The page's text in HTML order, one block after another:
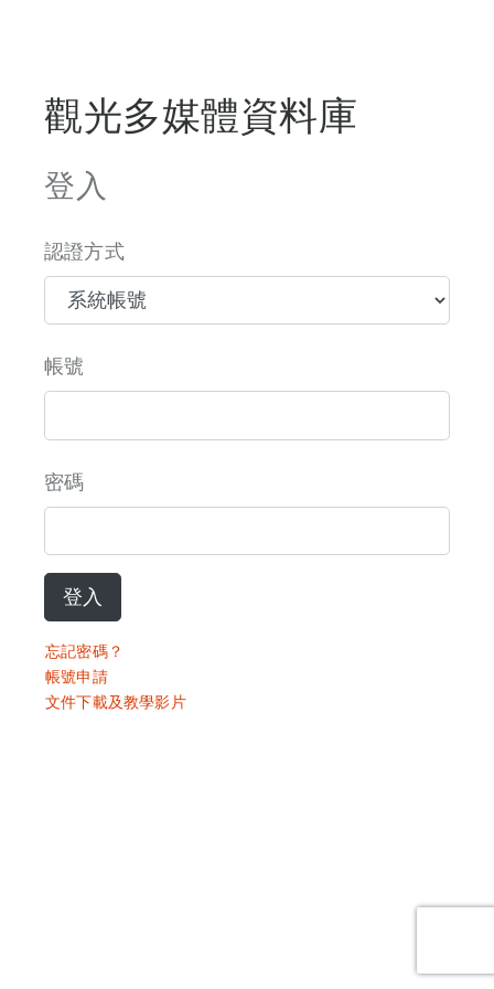
觀光多媒體資料庫
登入
認證方式
帳號
密碼
登入
忘記密碼？
帳號申請
文件下載及教學影片